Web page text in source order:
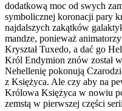
dodatkową moc od swych
symbolicznej koronacji pary
najdalszych zakątków
mandze, ponieważ
Kryształ Tuxedo, a dać go
Król Endymion znów został
Nehellenię pokonują
z Księżyca. Ale czy aby na
Królowa Księżyca w nowiu
zemstą w pierwszej części serii